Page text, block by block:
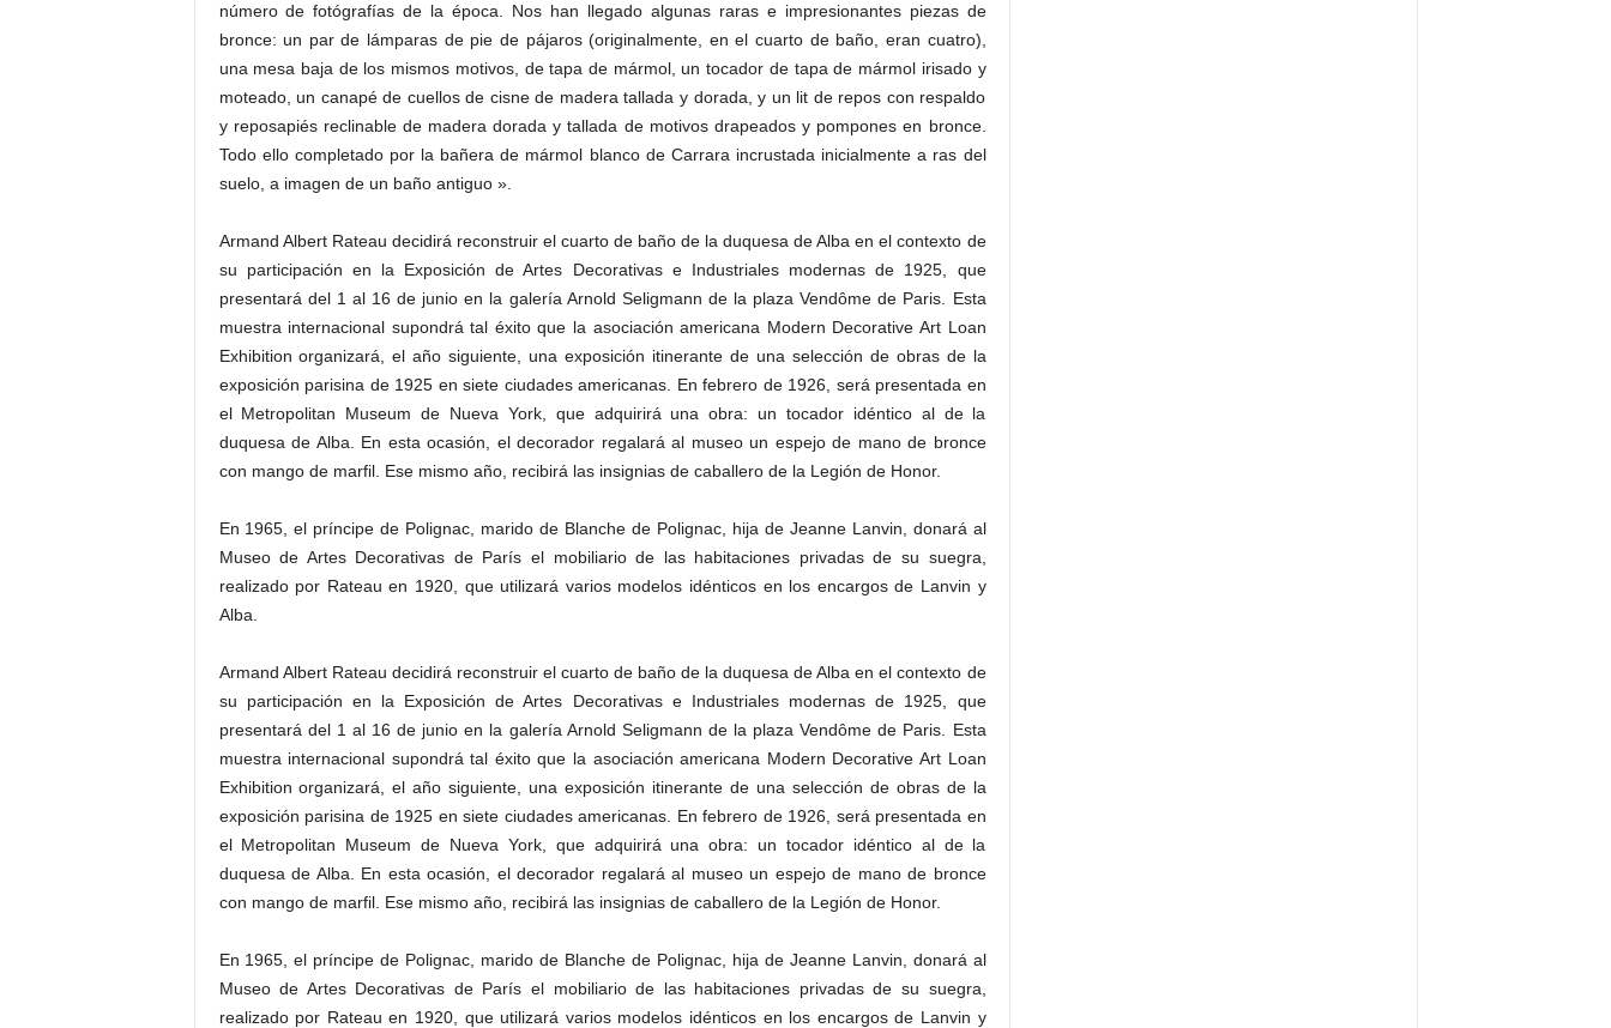
número de fotógrafías de la época. Nos han llegado algunas raras e impresionantes piezas de
bronce: un par de lámparas de pie de pájaros (originalmente, en el cuarto de baño, eran cuatro),
una mesa baja de los mismos motivos, de tapa de mármol, un tocador de tapa de mármol irisado y
moteado, un canapé de cuellos de cisne de madera tallada y dorada, y un lit de repos con respaldo
y reposapiés reclinable de madera dorada y tallada de motivos drapeados y pompones en bronce.
Todo ello completado por la bañera de mármol blanco de Carrara incrustada inicialmente a ras del
suelo, a imagen de un baño antiguo ».
Armand Albert Rateau decidirá reconstruir el cuarto de baño de la duquesa de Alba en el contexto de
su participación en la Exposición de Artes Decorativas e Industriales modernas de 1925, que
presentará del 1 al 16 de junio en la galería Arnold Seligmann de la plaza Vendôme de Paris. Esta
muestra internacional supondrá tal éxito que la asociación americana Modern Decorative Art Loan
Exhibition organizará, el año siguiente, una exposición itinerante de una selección de obras de la
exposición parisina de 1925 en siete ciudades americanas. En febrero de 1926, será presentada en
el Metropolitan Museum de Nueva York, que adquirirá una obra: un tocador idéntico al de la
duquesa de Alba. En esta ocasión, el decorador regalará al museo un espejo de mano de bronce
con mango de marfil. Ese mismo año, recibirá las insignias de caballero de la Legión de Honor.
En 1965, el príncipe de Polignac, marido de Blanche de Polignac, hija de Jeanne Lanvin, donará al
Museo de Artes Decorativas de París el mobiliario de las habitaciones privadas de su suegra,
realizado por Rateau en 1920, que utilizará varios modelos idénticos en los encargos de Lanvin y
Alba.
Armand Albert Rateau decidirá reconstruir el cuarto de baño de la duquesa de Alba en el contexto de
su participación en la Exposición de Artes Decorativas e Industriales modernas de 1925, que
presentará del 1 al 16 de junio en la galería Arnold Seligmann de la plaza Vendôme de Paris. Esta
muestra internacional supondrá tal éxito que la asociación americana Modern Decorative Art Loan
Exhibition organizará, el año siguiente, una exposición itinerante de una selección de obras de la
exposición parisina de 1925 en siete ciudades americanas. En febrero de 1926, será presentada en
el Metropolitan Museum de Nueva York, que adquirirá una obra: un tocador idéntico al de la
duquesa de Alba. En esta ocasión, el decorador regalará al museo un espejo de mano de bronce
con mango de marfil. Ese mismo año, recibirá las insignias de caballero de la Legión de Honor.
En 1965, el príncipe de Polignac, marido de Blanche de Polignac, hija de Jeanne Lanvin, donará al
Museo de Artes Decorativas de París el mobiliario de las habitaciones privadas de su suegra,
realizado por Rateau en 1920, que utilizará varios modelos idénticos en los encargos de Lanvin y